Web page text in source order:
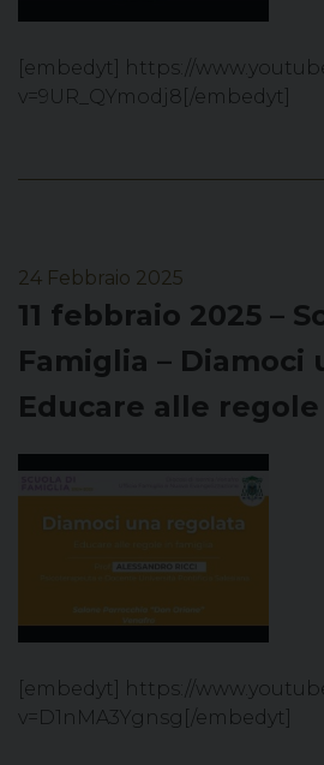
[embedyt] https://
v=9UR_QYmodj8[/embedyt]
24 Febbraio 2025
11 febbraio 2025 –
Famiglia – Diamoci
Educare alle
[embedyt] https://
v=D1nMA3Ygnsg[/embedyt]